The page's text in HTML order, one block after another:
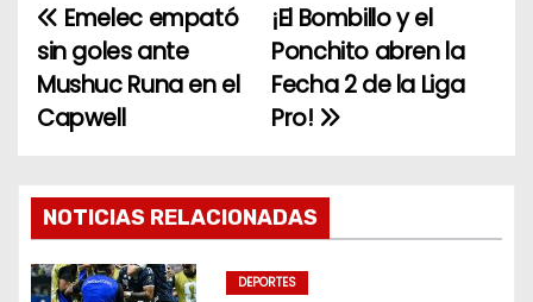
N
a
v
g
a
¡El Bombillo y el
Ponchito abren la
Fecha 2 de la Liga
Pro!
Emelec empató
sin goles ante
Mushuc Runa en el
Capwell
NOTICIAS RELACIONADAS
DEPORTES